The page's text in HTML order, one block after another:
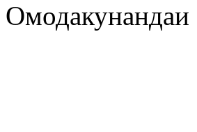
Омодакунандаи